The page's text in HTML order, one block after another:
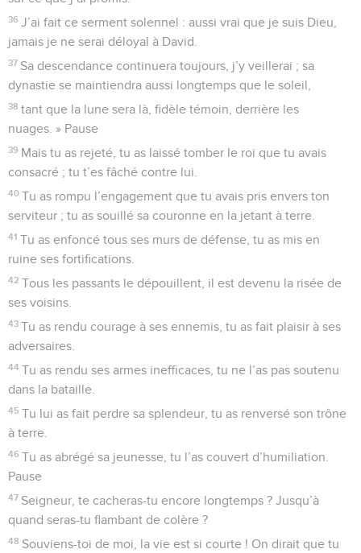
36 J’ai fait ce serment solennel : aussi vrai que je suis Dieu,
jamais je ne serai déloyal à David.
37 Sa descendance continuera toujours, j’y veillerai ; sa
dynastie se maintiendra aussi longtemps que le soleil,
38 tant que la lune sera là, fidèle témoin, derrière les
nuages. » Pause
39 Mais tu as rejeté, tu as laissé tomber le roi que tu avais
consacré ; tu t’es fâché contre lui.
40 Tu as rompu l’engagement que tu avais pris envers ton
serviteur ; tu as souillé sa couronne en la jetant à terre.
41 Tu as enfoncé tous ses murs de défense, tu as mis en
ruine ses fortifications.
42 Tous les passants le dépouillent, il est devenu la risée de
ses voisins.
43 Tu as rendu courage à ses ennemis, tu as fait plaisir à ses
adversaires.
44 Tu as rendu ses armes inefficaces, tu ne l’as pas soutenu
dans la bataille.
45 Tu lui as fait perdre sa splendeur, tu as renversé son trône
à terre.
46 Tu as abrégé sa jeunesse, tu l’as couvert d’humiliation.
Pause
47 Seigneur, te cacheras-tu encore longtemps ? Jusqu’à
quand seras-tu flambant de colère ?
48 Souviens-toi de moi, la vie est si courte ! On dirait que tu